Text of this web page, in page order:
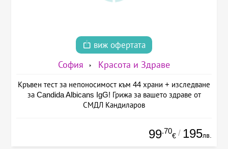
виж офертата
София Красота и Здраве
Кръвен тест за непоносимост към 44 храни + изследване
за Candida Albicans IgG! Грижа за вашето здраве от
СМДЛ Кандиларов
99.70
€ / 195лв.